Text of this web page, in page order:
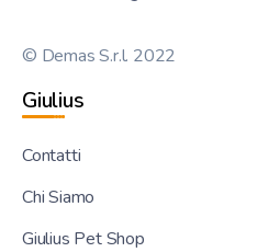
© Demas S.r.l. 2022
Giulius
Contatti
Chi Siamo
Giulius Pet Shop